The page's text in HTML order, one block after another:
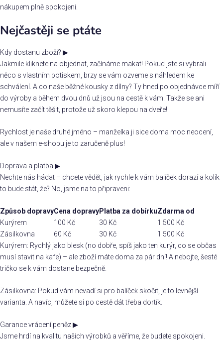
nákupem plně spokojeni.
Nejčastěji se ptáte
Kdy dostanu zboží? ▶
Jakmile kliknete na objednat, začínáme makat! Pokud jste si vybrali
něco s vlastním potiskem, brzy se vám ozveme s náhledem ke
schválení. A co naše běžné kousky z dílny? Ty hned po objednávce míří
do výroby a během dvou dnů už jsou na cestě k vám. Takže se ani
nemusíte začít těšit, protože už skoro klepou na dveře!
Rychlost je naše druhé jméno – manželka ji sice doma moc neocení,
ale v našem e-shopu je to zaručeně plus!
Doprava a platba ▶
Nechte nás hádat – chcete vědět, jak rychle k vám balíček dorazí a kolik
to bude stát, že? No, jsme na to připraveni:
Způsob dopravyCena dopravyPlatba za dobírkuZdarma od
Kurýrem
100 Kč 30 Kč
1 500 Kč
Zásilkovna
60 Kč 30 Kč
1 500 Kč
Kurýrem: Rychlý jako blesk (no dobře, spíš jako ten kurýr, co se občas
musí stavit na kafe) – ale zboží máte doma za pár dní! A nebojte, šesté
tričko se k vám dostane bezpečně.
Zásilkovna: Pokud vám nevadí si pro balíček skočit, je to levnější
varianta. A navíc, můžete si po cestě dát třeba dortík.
Garance vrácení peněz▶
Jsme hrdí na kvalitu našich výrobků a věříme, že budete spokojeni.